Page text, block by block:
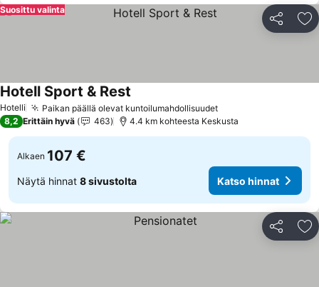
Jaa
Suosittu valinta
Hotelli Paikan päällä olevat kuntoilumahdollisuudetKatso hinnat
Hotell Sport & Rest
8,2 Erittäin hyvä 463 4.4 km kohteesta Keskusta
Alkaen 107 €
Näytä hinnat 8 sivustolta Katso hinnat
Jaa